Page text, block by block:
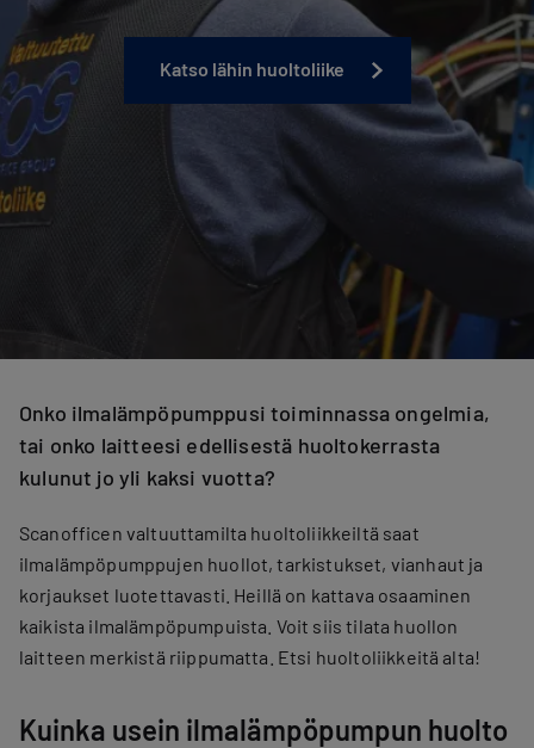
Katso lähin huoltoliike
Onko ilmalämpöpumppusi toiminnassa ongelmia,
tai onko laitteesi edellisestä huoltokerrasta
kulunut jo yli kaksi vuotta?
Scanofficen valtuuttamilta huoltoliikkeiltä saat
ilmalämpöpumppujen huollot, tarkistukset, vianhaut ja
korjaukset luotettavasti. Heillä on kattava osaaminen
kaikista ilmalämpöpumpuista. Voit siis tilata huollon
laitteen merkistä riippumatta. Etsi huoltoliikkeitä alta!
Kuinka usein ilmalämpöpumpun huolto